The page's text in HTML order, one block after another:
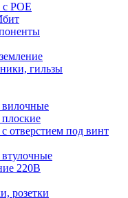
POE
гильзы
отверстием под винт
220В
розетки